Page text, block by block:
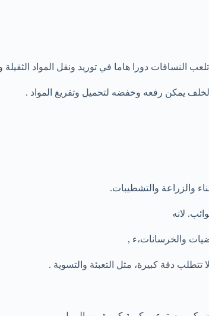
النسافات دورا هاما في توريد ونقل المواد
يمكن رفعه وخفضه لتحميل وتفريغ المواد .
والزراعة والتشطيبات.
لانه
والخرسانات،ء ,
دقة كبيرة، مثل التعبئة والتسوية .